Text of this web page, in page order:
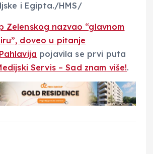
i Egipta./HMS/
Zelenskog nazvao “glavnom
doveo u pitanje
pojavila se prvi puta
Servis – Sad znam više!.